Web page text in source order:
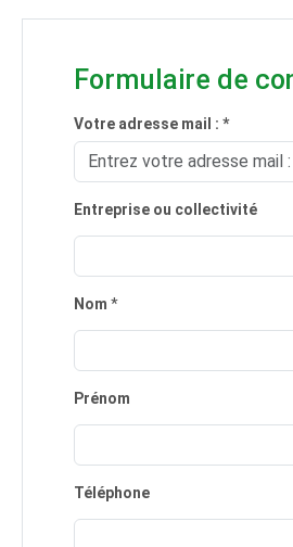
Formulaire de
Votre adresse mail : *
Entreprise ou collectivité
Nom *
Prénom
Téléphone